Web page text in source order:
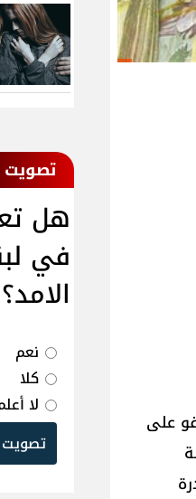
على
ﺗﺼﻮﻳﺖ
هل
في
الامد؟
نعم
كلا
لا
تصويت